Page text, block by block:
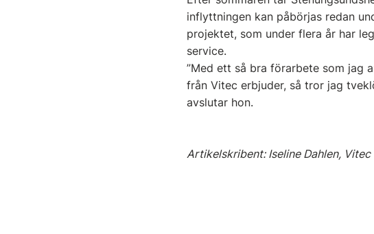
inflyttningen kan påbörjas redan
projektet, som under flera år har
service.
”Med ett så bra förarbete som jag
från Vitec erbjuder, så tror jag
avslutar hon.
Artikelskribent: Iseline Dahlen, Vitec